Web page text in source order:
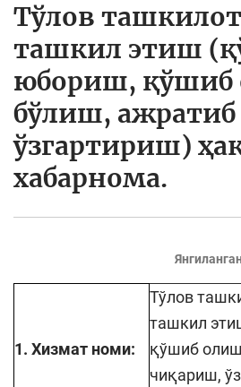
Тўлов
ташкил этиш
юбориш, қўшиб
бўлиш,
ўзгартириш)
хабарнома.
1. Хизмат номи:
Тўлов
ташкил
қўшиб
чиқариш,